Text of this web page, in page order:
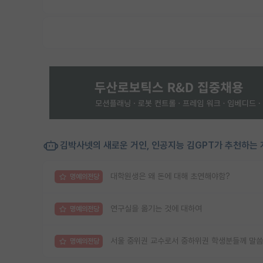
김박사넷의 새로운 거인, 인공지능 김GPT가 추천하는
명예의전당 대학원생은 왜 돈에 대해 초연해야함?
명예의전당 연구실을 옮기는 것에 대하여
명예의전당 서울 중위권 교수로서 중하위권 학생분들께 말